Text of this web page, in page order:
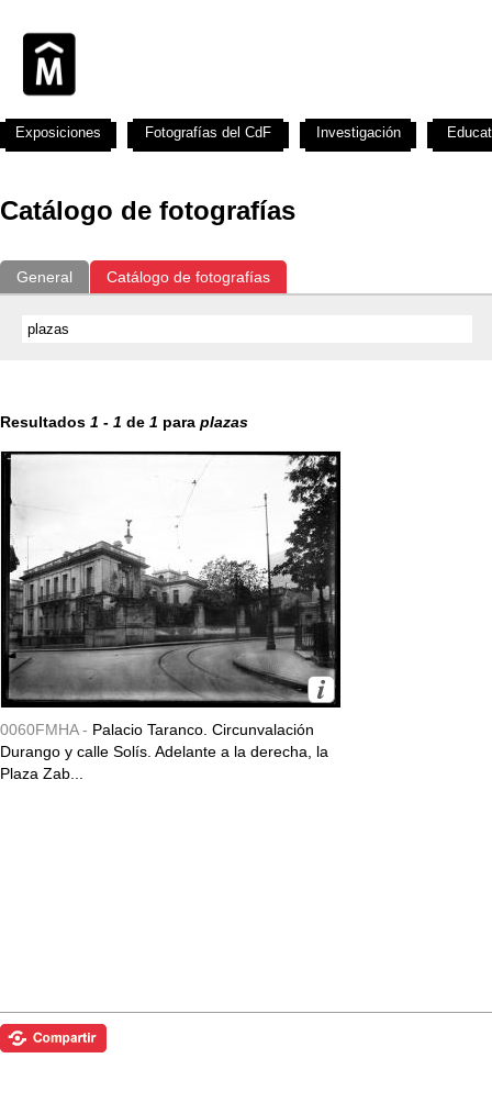
Catálogo de fotografías
General Catálogo de fotografías
Resultados 1 - 1 de 1 para plazas
0060FMHA - Palacio Taranco. Circunvalación
Durango y calle Solís. Adelante a la derecha, la
Plaza Zab...
Exposiciones Fotografías del CdF Investigación